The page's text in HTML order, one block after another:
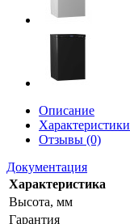
Описание
Характеристики
Отзывы (0)
Документация
Характеристика
Высота, мм
Гарантия